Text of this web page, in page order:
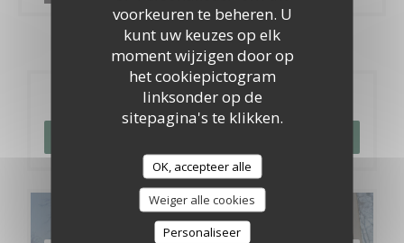
voorkeuren te beheren. U
kunt uw keuzes op elk
moment wijzigen door op
het cookiepictogram
linksonder op de
sitepagina's te klikken.
OK, accepteer alle
Weiger alle cookies
Personaliseer
Reservering
Menu's